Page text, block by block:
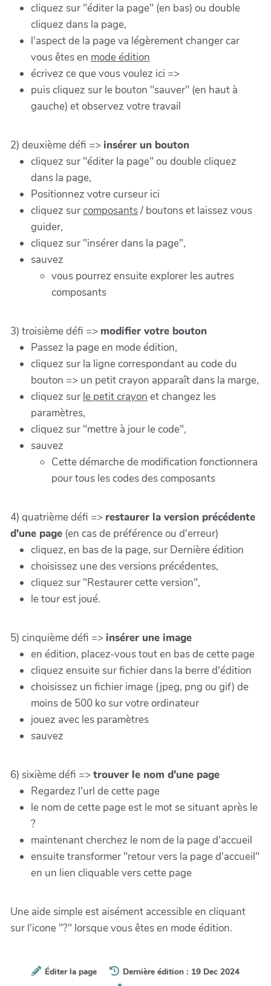
cliquez sur "éditer la page" (en bas) ou double
cliquez dans la page,
l'aspect de la page va légèrement changer car
vous êtes en mode édition
écrivez ce que vous voulez ici =>
puis cliquez sur le bouton "sauver" (en haut à
gauche) et observez votre travail
2) deuxième défi => insérer un bouton
cliquez sur "éditer la page" ou double cliquez
dans la page,
Positionnez votre curseur ici
cliquez surcomposants/ boutons et laissez vous
guider,
cliquez sur "insérer dans la page",
sauvez
vous pourrez ensuite explorer les autres
composants
3) troisième défi => modifier votre bouton
Passez la page en mode édition,
cliquez sur la ligne correspondant au code du
bouton => un petit crayon apparaît dans la marge,
cliquez sur le petit crayon et changez les
paramètres,
cliquez sur "mettre à jour le code",
sauvez
Cette démarche de modification fonctionnera
pour tous les codes des composants
4) quatrième défi => restaurer la version précédente
d'une page (en cas de préférence ou d'erreur)
cliquez, en bas de la page, sur Dernière édition
choisissez une des versions précédentes,
cliquez sur "Restaurer cette version",
le tour est joué.
5) cinquième défi => insérer une image
en édition, placez-vous tout en bas de cette page
cliquez ensuite sur fichier dans la berre d'édition
choisissez un fichier image (jpeg, png ou gif) de
moins de 500 ko sur votre ordinateur
jouez avec les paramètres
sauvez
6) sixième défi => trouver le nom d'une page
Regardez l'url de cette page
le nom de cette page est le mot se situant après le
?
maintenant cherchez le nom de la page d'accueil
ensuite transformer "retour vers la page d'accueil"
en un lien cliquable vers cette page
Une aide simple est aisément accessible en cliquant
sur l'icone "?" lorsque vous êtes en mode édition.
Éditer la page
Dernière édition : 19 Dec 2024